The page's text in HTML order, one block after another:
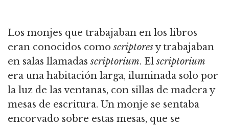
Los monjes que trabajaban en los libros
eran conocidos comoscriptoresy trabajaban
en salas llamadasscriptorium. Elscriptorium
era una habitación larga, iluminada solo por
la luz de las ventanas, con sillas de madera y
mesas de escritura. Un monje se sentaba
encorvado sobre estas mesas, que se